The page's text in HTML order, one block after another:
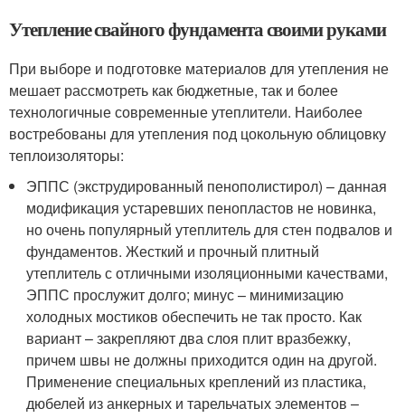
Утепление свайного фундамента своими руками
При выборе и подготовке материалов для утепления не
мешает рассмотреть как бюджетные, так и более
технологичные современные утеплители. Наиболее
востребованы для утепления под цокольную облицовку
теплоизоляторы:
ЭППС (экструдированный пенополистирол) – данная
модификация устаревших пенопластов не новинка,
но очень популярный утеплитель для стен подвалов и
фундаментов. Жесткий и прочный плитный
утеплитель с отличными изоляционными качествами,
ЭППС прослужит долго; минус – минимизацию
холодных мостиков обеспечить не так просто. Как
вариант – закрепляют два слоя плит вразбежку,
причем швы не должны приходится один на другой.
Применение специальных креплений из пластика,
дюбелей из анкерных и тарельчатых элементов –